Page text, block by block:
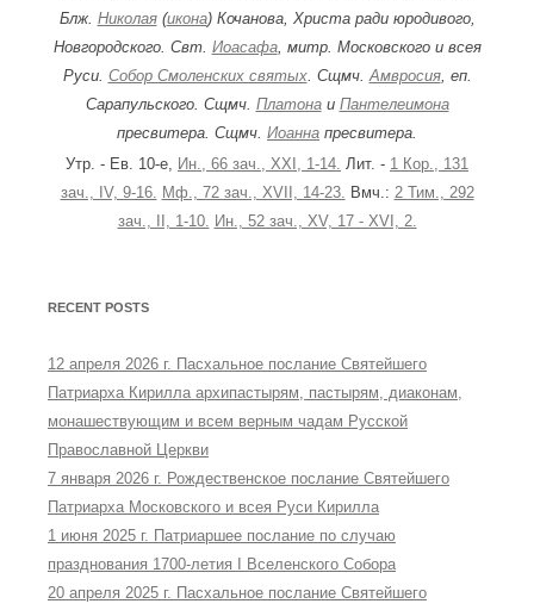
Блж. Николая(икона) Кочанова, Христа ради юродивого,
Новгородского. Свт. Иоасафа, митр. Московского и всея
Руси. Собор Смоленских святых. Сщмч. Амвросия, еп.
Сарапульского. Сщмч. Платонаи Пантелеимона
пресвитера. Сщмч. Иоанна пресвитера.
Утр. - Ев. 10-е, Ин., 66 зач., XXI, 1-14. Лит. - 1 Кор., 131
зач., IV, 9-16. Мф., 72 зач., XVII, 14-23. Вмч.: 2 Тим., 292
зач., II, 1-10. Ин., 52 зач., XV, 17 - XVI, 2.
RECENT POSTS
12 апреля 2026 г. Пасхальное послание Святейшего
Патриарха Кирилла архипастырям, пастырям, диаконам,
монашествующим и всем верным чадам Русской
Православной Церкви
7 января 2026 г. Рождественское послание Святейшего
Патриарха Московского и всея Руси Кирилла
1 июня 2025 г. Патриаршее послание по случаю
празднования 1700-летия I Вселенского Собора
20 апреля 2025 г. Пасхальное послание Святейшего